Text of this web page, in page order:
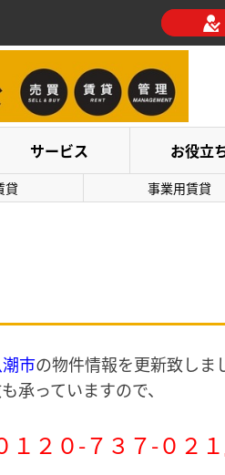
サービス お役立
貸 事業用賃貸
市の物件情報を更新致しま
承っていますので、
１２０-７３７-０２１